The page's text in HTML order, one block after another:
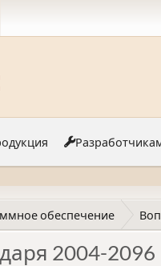
обеспечение
2004-2096